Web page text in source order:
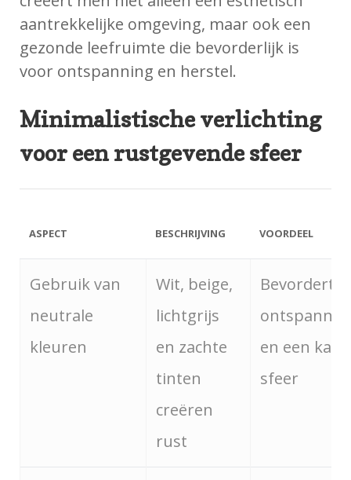
aantrekkelijke omgeving, maar ook een
gezonde leefruimte die bevorderlijk is
voor ontspanning en herstel.
Minimalistische verlichting
voor een rustgevende sfeer
ASPECT BESCHRIJVING VOORDEEL
Gebruik van
neutrale
kleuren
Wit, beige,
lichtgrijs
en zachte
tinten
creëren
rust
Bevordert
en een
sfeer